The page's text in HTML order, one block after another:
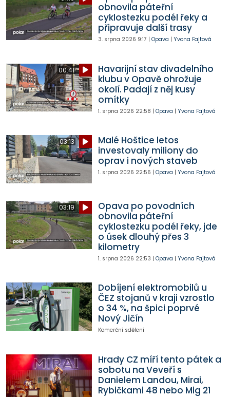
obnovila páteřní
cyklostezku podél řeky a
připravuje další trasy
3. srpna 2026 9:17 | Opava | Yvona Fajtová
00:41
Havarijní stav divadelního
klubu v Opavě ohrožuje
okolí. Padají z něj kusy
omítky
1. srpna 2026 22:58 | Opava | Yvona Fajtová
03:13
Malé Hoštice letos
investovaly miliony do
oprav i nových staveb
1. srpna 2026 22:56 | Opava | Yvona Fajtová
03:19
Opava po povodních
obnovila páteřní
cyklostezku podél řeky, jde
o úsek dlouhý přes 3
kilometry
1. srpna 2026 22:53 | Opava | Yvona Fajtová
Dobíjení elektromobilů u
ČEZ stojanů v kraji vzrostlo
o 34 %, na špici poprvé
Nový Jičín
Komerční sdělení
Hrady CZ míří tento pátek a
sobotu na Veveří s
Danielem Landou, Mirai,
Rybičkami 48 nebo Mig 21